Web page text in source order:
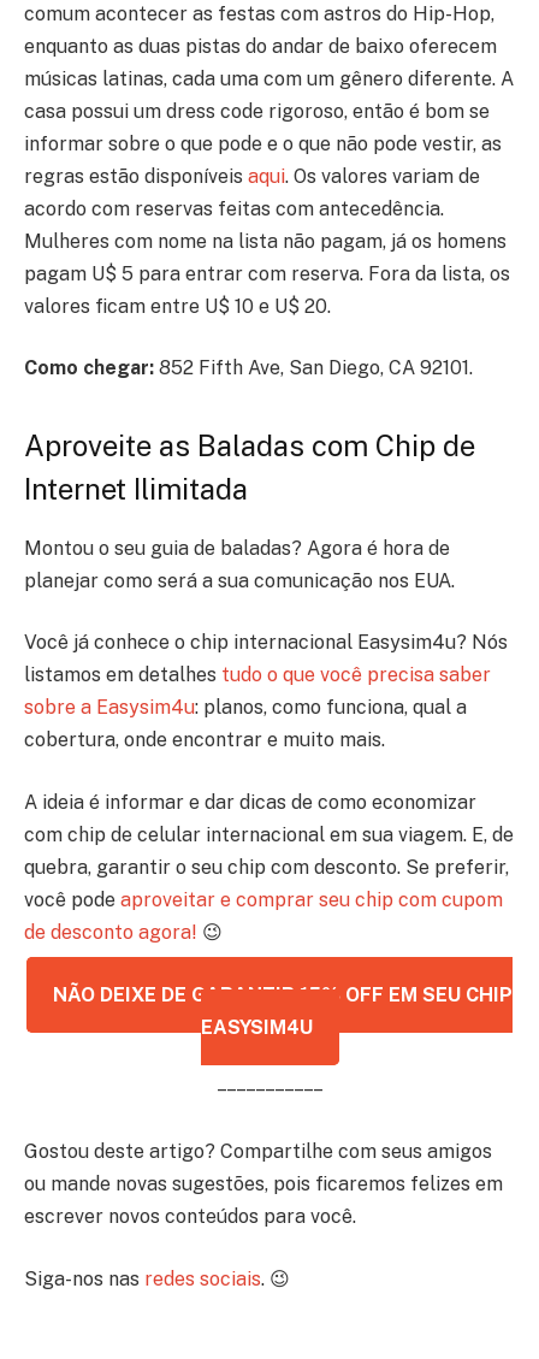
comum acontecer as festas com astros do Hip-Hop,
enquanto as duas pistas do andar de baixo oferecem
músicas latinas, cada uma com um gênero diferente. A
casa possui um dress code rigoroso, então é bom se
informar sobre o que pode e o que não pode vestir, as
regras estão disponíveis aqui. Os valores variam de
acordo com reservas feitas com antecedência.
Mulheres com nome na lista não pagam, já os homens
pagam U$ 5 para entrar com reserva. Fora da lista, os
valores ficam entre U$ 10 e U$ 20.
Como chegar: 852 Fifth Ave, San Diego, CA 92101.
Aproveite as Baladas com Chip de
Internet Ilimitada
Montou o seu guia de baladas? Agora é hora de
planejar como será a sua comunicação nos EUA.
Você já conhece o chip internacional Easysim4u? Nós
listamos em detalhes tudo o que você precisa saber
sobre a Easysim4u: planos, como funciona, qual a
cobertura, onde encontrar e muito mais.
A ideia é informar e dar dicas de como economizar
com chip de celular internacional em sua viagem. E, de
quebra, garantir o seu chip com desconto. Se preferir,
você pode aproveitar e comprar seu chip com cupom
de desconto agora! 😉
NÃO DEIXE DE GARANTIR 15% OFF EM SEU CHIP
EASYSIM4U
– – – – – – – – – – –
Gostou deste artigo? Compartilhe com seus amigos
ou mande novas sugestões, pois ficaremos felizes em
escrever novos conteúdos para você.
Siga-nos nas redes sociais. 😉